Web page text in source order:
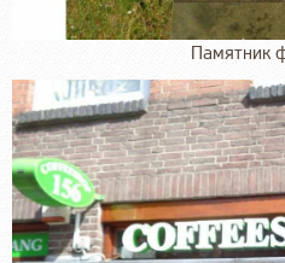
Памятник